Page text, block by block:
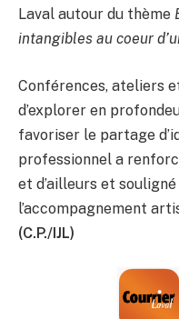
Laval autour du thème
intangibles au coeur
Conférences, ateliers
d’explorer en
favoriser le partage
professionnel a
et d’ailleurs et
l’accompagnement
(C.P./IJL)